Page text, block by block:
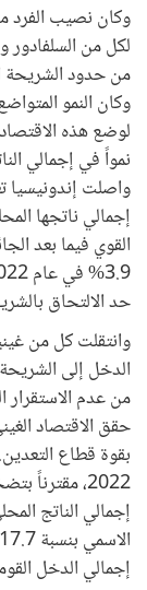
وكان نصيب الفرد
لكل من السلفادور
لوضع هذه
واصلت إندونيسيا
حد الالتحاق
وانتقلت كل من
الدخل إلى
من عدم الاستقرار
إجمالي الناتج
إجمالي الدخل